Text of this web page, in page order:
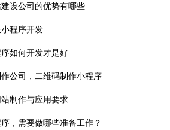
设公司的优势有哪些
程序开发
如何开发才是好
公司，二维码制作小程序
制作与应用要求
，需要做哪些准备工作？